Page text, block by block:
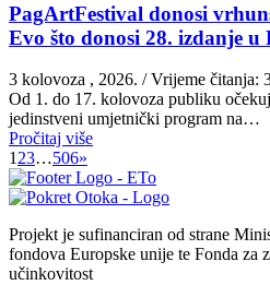
PagArtFestival donosi
Evo što donosi 28. izdanje u
3 kolovoza , 2026. / Vrijeme čitanja:
Od 1. do 17. kolovoza publiku
jedinstveni umjetnički program na…
Pročitaj više
123…506»
Projekt je sufinanciran od strane
fondova Europske unije te Fonda za
učinkovitost